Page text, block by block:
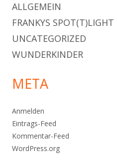
ALLGEMEIN
FRANKYS SPOT(T)LIGHT
UNCATEGORIZED
WUNDERKINDER
META
Anmelden
Eintrags-Feed
Kommentar-Feed
WordPress.org